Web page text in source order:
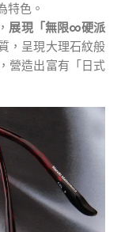
特色。
展現「無限∞硬派
，呈現大理石紋般
營造出富有「日式